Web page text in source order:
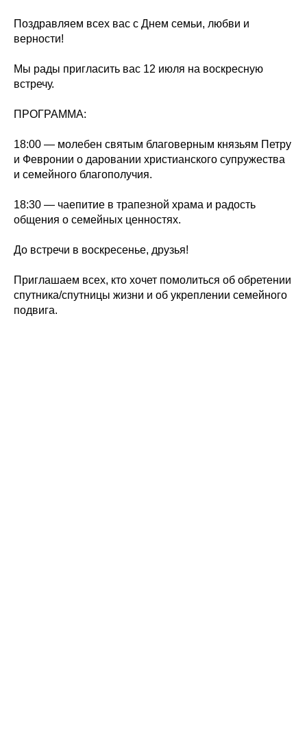
Поздравляем всех вас с Днем семьи, любви и
верности!
Мы рады пригласить вас 12 июля на воскресную
встречу.
ПРОГРАММА:
18:00 — молебен святым благоверным князьям Петру
и Февронии о даровании христианского супружества
и семейного благополучия.
18:30 — чаепитие в трапезной храма и радость
общения о семейных ценностях.
До встречи в воскресенье, друзья!
Приглашаем всех, кто хочет помолиться об обретении
спутника/спутницы жизни и об укреплении семейного
подвига.